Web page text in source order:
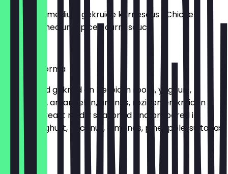
-Kipfilet in medium gekruide kerriesaus -Chicken
breast in medium spiced curry sauce
€ 19,50
Chicken Korma
Kipfilet mild gekruid en bereid in room, yoghurt,
kokosnoot, amandelen, ananas, rozinen en kruiden -
Chicken breast mildly seasoned and prepared in
cream, yoghurt, coconut, almonds, pineapple, sultanas
€ 19,50